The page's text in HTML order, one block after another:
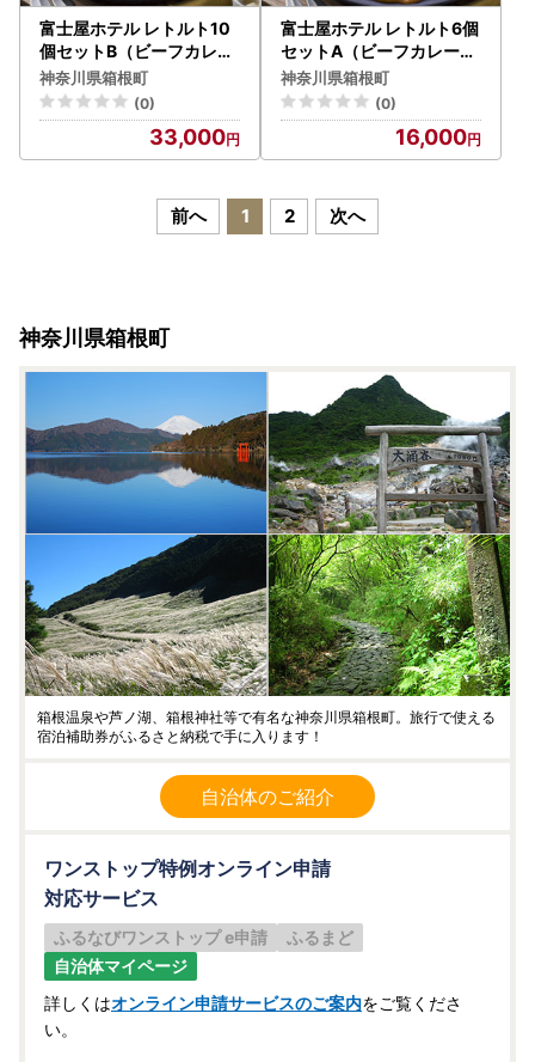
富士屋ホテル レトルト10
個セットB（ビーフカレー
、チキンカレー各5）［レ
トルト］
神奈川県箱根町
(0)
33,000
富士屋ホテル レトルト6個
セットA（ビーフカレー×
3、コーンスープ×3）［レ
トルト］
神奈川県箱根町
(0)
16,000
前へ 1 2 次へ
神奈川県箱根町
箱根温泉や芦ノ湖、箱根神社等で有名な神奈川県箱根町。旅行で使える
宿泊補助券がふるさと納税で手に入ります！
自治体のご紹介
ワンストップ特例オンライン申請
対応サービス
ふるなびワンストップ e申請
ふるまど
自治体マイページ
詳しくはオンライン申請サービスのご案内をご覧くださ
い。